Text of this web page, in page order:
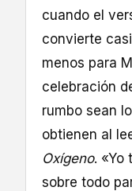
cuando el
convierte
menos para
celebración
rumbo sean
obtienen al
Oxígeno. «Yo
sobre todo